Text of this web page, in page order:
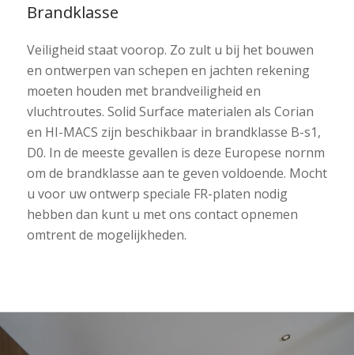
Brandklasse
Veiligheid staat voorop. Zo zult u bij het bouwen
en ontwerpen van schepen en jachten rekening
moeten houden met brandveiligheid en
vluchtroutes. Solid Surface materialen als Corian
en HI-MACS zijn beschikbaar in brandklasse B-s1,
D0. In de meeste gevallen is deze Europese nornm
om de brandklasse aan te geven voldoende. Mocht
u voor uw ontwerp speciale FR-platen nodig
hebben dan kunt u met ons contact opnemen
omtrent de mogelijkheden.